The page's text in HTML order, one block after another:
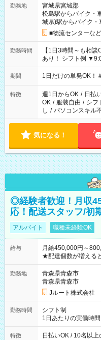
勤務地
宮城県宮城郡
松島駅からバイク・
城県)駅からバイク・
■物流センターな
勤務時間
【1日3時間～も相
あり！ シフト例
▼18:00～21:00
期間 1日だけの単発OK
特徴 週1日からOK / 日払
OK / 服装自由 / シフ
し / パソコンスキル
気になる！
◎経験者歓迎！月収
応！配送スタッフ/初
アルバイト 職種未経験OK
給与
月給450,000円～
★配達個数が増える
ど！ ・主要都市エリア 月収55万円／週5日稼働 月収65万~112
万円／週6日稼働 ・地方郊外エリア 月収40万円／週5日稼働 月
収40万円~50万円／週6日稼働 ＜モデルイメ
円 (27歳男性/江東区
(日休み) ■月収80万円(43歳男性/墨田区在住)※元営業 1日200個
勤務地
青森県青森市
青森県青森市
Jルート株式会社
勤務時間
シフト制
1日あたりの実働時
働8時間） ※週5日勤
によって時間外での
特徴 日払いOK / 10名以